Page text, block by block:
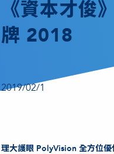
《資本才俊
牌 2018
2019/02/1
理大護眼 PolyVision 全方位